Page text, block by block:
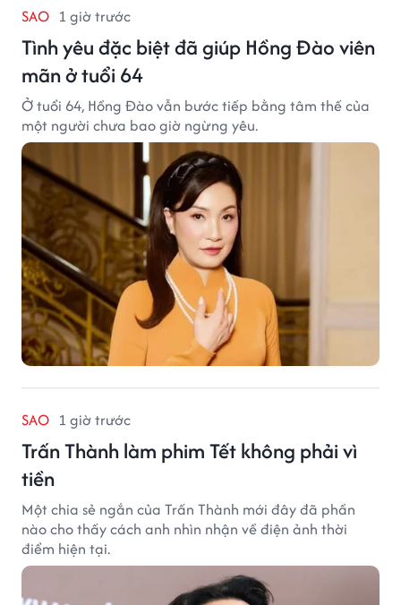
SAO 1 giờ trước
Tình yêu đặc biệt đã giúp Hồng Đào viên
mãn ở tuổi 64
Ở tuổi 64, Hồng Đào vẫn bước tiếp bằng tâm thế của
một người chưa bao giờ ngừng yêu.
SAO 1 giờ trước
Trấn Thành làm phim Tết không phải vì
tiền
Một chia sẻ ngắn của Trấn Thành mới đây đã phần
nào cho thấy cách anh nhìn nhận về điện ảnh thời
điểm hiện tại.